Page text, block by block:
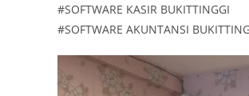
#SOFTWARE KASIR BUKITTINGGI
#SOFTWARE AKUNTANSI